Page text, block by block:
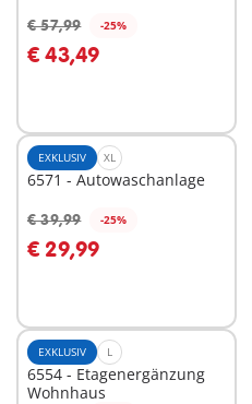
€ 57,99 -25%
€ 43,49
In den Warenkorb
EXKLUSIV XL
6571 - Autowaschanlage
€ 39,99 -25%
€ 29,99
In den Warenkorb
EXKLUSIV L
6554 - Etagenergänzung
Wohnhaus